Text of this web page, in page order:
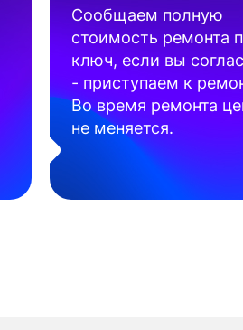
Cообщаем полную
стоимость ремонта
ключ, если вы
- приступаем к
Во время ремонта
не меняется.